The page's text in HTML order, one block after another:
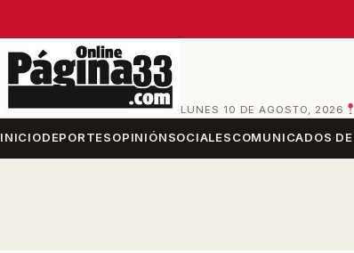
LUNES 10 DE AGOSTO, 2026
INICIODEPORTESOPINIÓNSOCIALESCOMUNICADOS